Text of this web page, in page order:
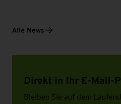
Alle News
Direkt in Ihr E-Mail-
Bleiben Sie auf dem